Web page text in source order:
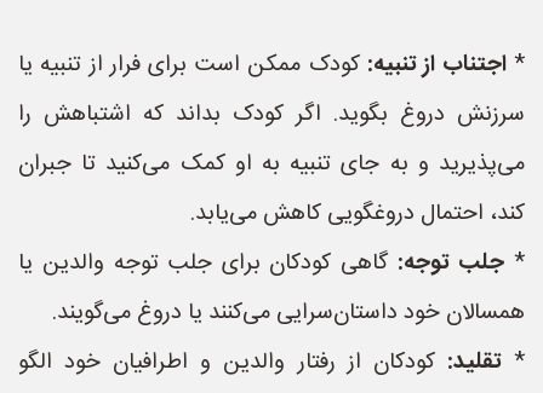
*اجتناب از تنبیه: کودک ممکن است برای فرار از تنبیه یا
سرزنش دروغ بگوید. اگر کودک بداند که اشتباهش را
می‌پذیرید و به جای تنبیه به او کمک می‌کنید تا جبران
کند، احتمال دروغگویی کاهش می‌یابد.
* جلب توجه: گاهی کودکان برای جلب توجه والدین یا
همسالان خود داستان‌سرایی می‌کنند یا دروغ می‌گویند.
*تقلید: کودکان از رفتار والدین و اطرافیان خود الگو